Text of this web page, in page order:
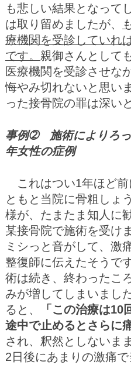
も悲しい結果となって
は取り留めましたが、
療機関を受診していれ
です。 親御さんとして
医療機関を受診させな
悔やみ切れないと思い
った接骨院の罪は深い
事例➁ 施術によりろ
年女性の症例
これはつい1年ほど前
ともと当院に骨粗しょ
様が、たまたま知人に
某接骨院で施術を受け
ミシっと音がして、激
整復師に伝えたそうで
術は続き、終わったこ
みが増してしまいまし
ると、
「この治療は10
途中で止めるとさらに
され、釈然としないま
2日後にあまりの激痛